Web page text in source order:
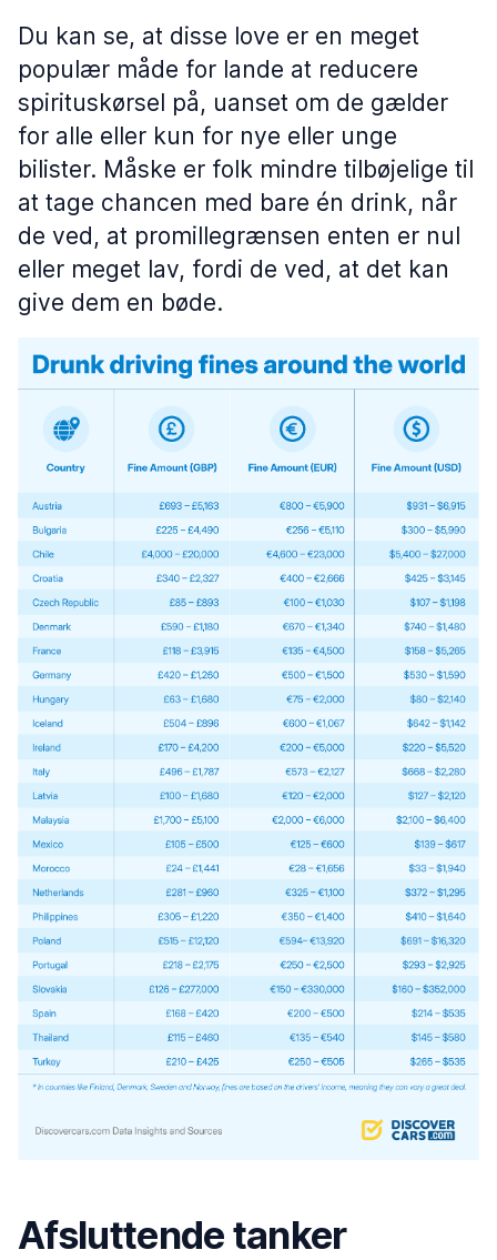
Du kan se, at disse love er en meget
populær måde for lande at reducere
spirituskørsel på, uanset om de gælder
for alle eller kun for nye eller unge
bilister. Måske er folk mindre tilbøjelige til
at tage chancen med bare én drink, når
de ved, at promillegrænsen enten er nul
eller meget lav, fordi de ved, at det kan
give dem en bøde.
Afsluttende tanker